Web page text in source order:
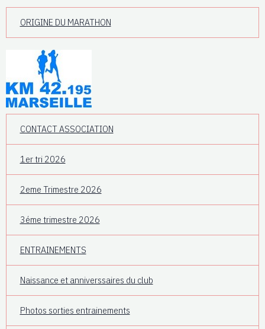
ORIGINE DU MARATHON
CONTACT ASSOCIATION
1er tri 2026
2eme Trimestre 2026
3éme trimestre 2026
ENTRAINEMENTS
Naissance et anniverssaires du club
Photos sorties entrainements